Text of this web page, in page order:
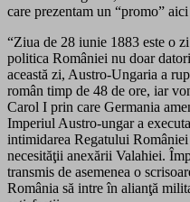
care prezentam un “promo”
“Ziua de 28 iunie 1883 este o
politica României nu doar
această zi, Austro-Ungaria a
român timp de 48 de ore, iar
Carol I prin care Germania
Imperiul Austro-ungar a
intimidarea Regatului României
necesităţii anexării Valahiei.
transmis de asemenea o
România să intre în alianţă